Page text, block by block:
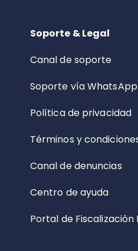
Soporte & Legal
Canal de soporte
Soporte vía WhatsApp
Política de privacidad
Términos y
Canal de denuncias
Centro de ayuda
Portal de Fiscalización